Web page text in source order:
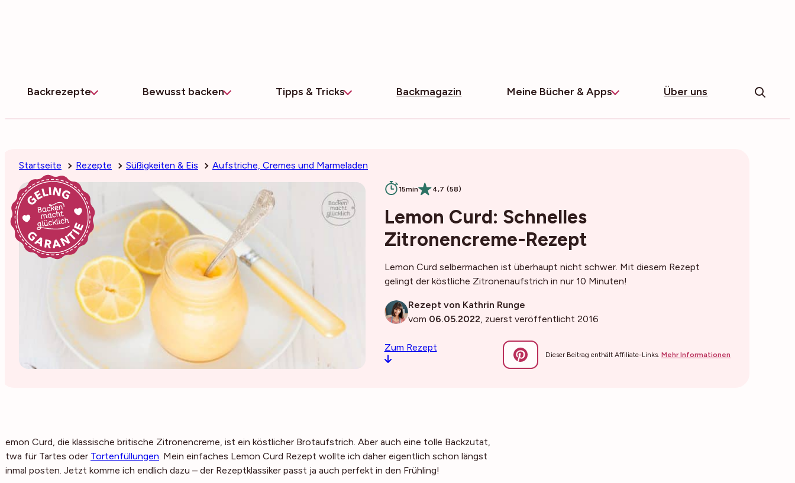
Backrezepte Bewusst backen Tipps & Tricks Backmagazin Meine Bücher & Apps Über uns
Startseite Rezepte Süßigkeiten & Eis Aufstriche, Cremes und Marmeladen
15min 4,7 (58)
Lemon Curd: Schnelles
Zitronencreme-Rezept
Lemon Curd selbermachen ist überhaupt nicht schwer. Mit diesem Rezept
gelingt der köstliche Zitronenaufstrich in nur 10 Minuten!
Rezept von Kathrin Runge
vom 06.05.2022, zuerst veröffentlicht 2016
Zum Rezept
Dieser Beitrag enthält Affiliate-Links.Mehr Informationen
Lemon Curd, die klassische britische Zitronencreme, ist ein köstlicher Brotaufstrich. Aber auch eine tolle Backzutat,
etwa für Tartes oder Tortenfüllungen. Mein einfaches Lemon Curd Rezept wollte ich daher eigentlich schon längst
einmal posten. Jetzt komme ich endlich dazu – der Rezeptklassiker passt ja auch perfekt in den Frühling!